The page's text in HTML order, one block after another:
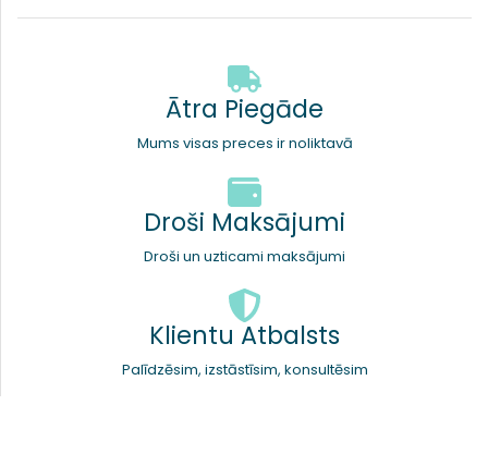
Ātra Piegāde
Mums visas preces ir noliktavā
Droši Maksājumi
Droši un uzticami maksājumi
Klientu Atbalsts
Palīdzēsim, izstāstīsim, konsultēsim